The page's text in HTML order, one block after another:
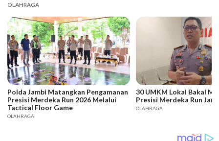
OLAHRAGA
Polda Jambi Matangkan Pengamanan
Presisi Merdeka Run 2026 Melalui
Tactical Floor Game
OLAHRAGA
30 UMKM Lokal Bakal
Presisi Merdeka Run
OLAHRAGA